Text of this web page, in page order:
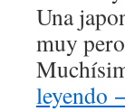
Una
muy
leyendo